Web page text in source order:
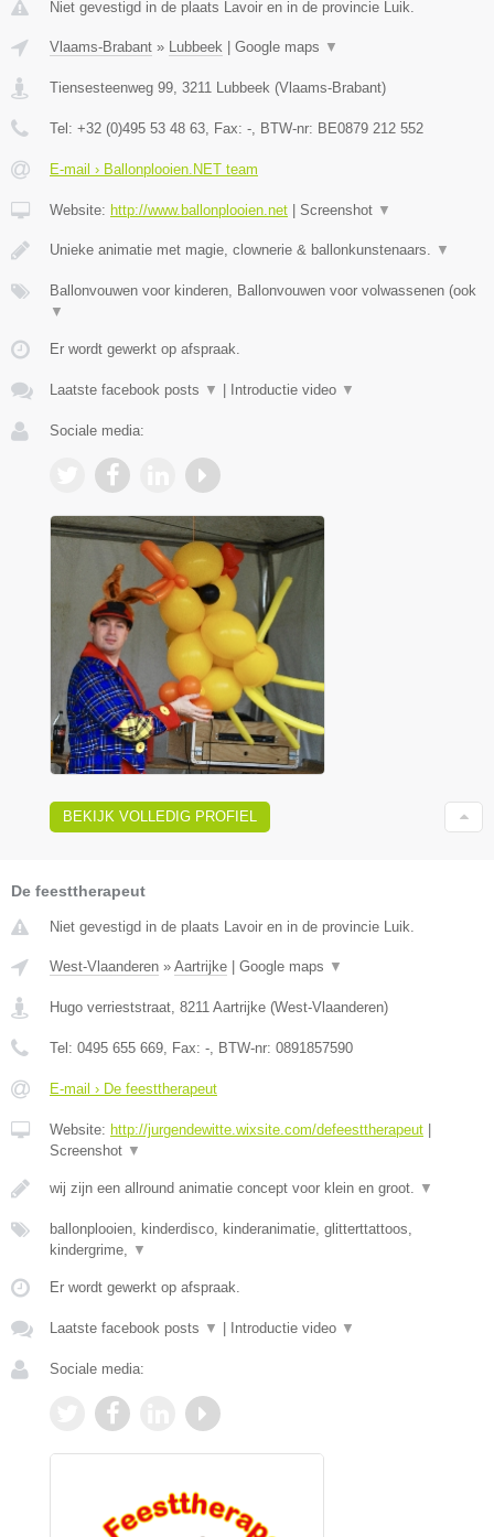
Niet gevestigd in de plaats Lavoir en in de provincie Luik.
Vlaams-Brabant » Lubbeek Google maps ▼
Tiensesteenweg 99, 3211 Lubbeek (Vlaams-Brabant)
Tel: +32 (0)495 53 48 63, Fax: -, BTW-nr: BE0879 212 552
E-mail › Ballonplooien.NET team
Website: http://www.ballonplooien.net Screenshot ▼
Unieke animatie met magie, clownerie & ballonkunstenaars. ▼
Ballonvouwen voor kinderen, Ballonvouwen voor volwassenen (ook
▼
Er wordt gewerkt op afspraak.
Laatste facebook posts ▼ Introductie video ▼
Sociale media:
BEKIJK VOLLEDIG PROFIEL
De feesttherapeut
Niet gevestigd in de plaats Lavoir en in de provincie Luik.
West-Vlaanderen » Aartrijke | Google maps ▼
Hugo verrieststraat 8211 Aartrijke (West-Vlaanderen)
Tel: 0495 655 669 , Fax: - , BTW-nr: 0891857590
E-mail › De feesttherapeut
Website: http://jurgendewitte.wixsite.com/defeesttherapeut |
Screenshot ▼
wij zijn een allround animatie concept voor klein en groot. ▼
ballonplooien, kinderdisco, kinderanimatie, glitterttattoos,
kindergrime,
▼
Er wordt gewerkt op afspraak.
Laatste facebook posts ▼ | Introductie video ▼
Sociale media: